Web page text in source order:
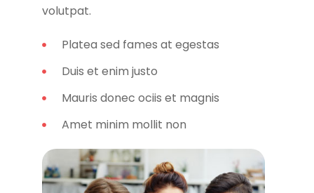
volutpat.
Platea sed fames at egestas
Duis et enim justo
Mauris donec ociis et magnis
Amet minim mollit non